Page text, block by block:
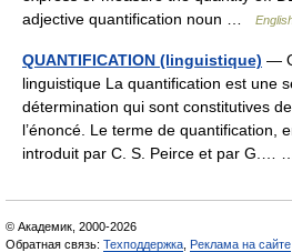
adjective quantification noun …
QUANTIFICATION (linguistique) —
linguistique La quantification est une
détermination qui sont constitutives
l’énoncé. Le terme de quantification,
introduit par C. S. Peirce et par G.…
© Академик, 2000-2026
Обратная связь: Техподдержка Реклама на сайте